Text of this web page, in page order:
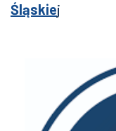
Śląskiej